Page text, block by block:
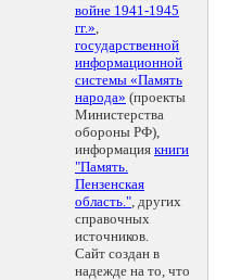
войне 1941-1945
гг.»,
государственной
информационной
системы «Память
народа» (проекты
Министерства
обороны РФ),
информация книги
"Память.
Пензенская
область.", других
справочных
источников.
Сайт создан в
надежде на то, что